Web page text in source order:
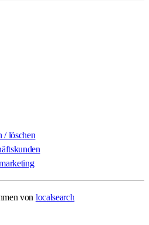
/ löschen
von localsearch